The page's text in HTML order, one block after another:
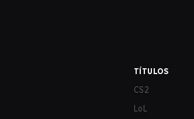
TÍTULOS
CS2
LoL